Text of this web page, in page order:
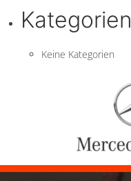
Kategorien
Keine Kategorien